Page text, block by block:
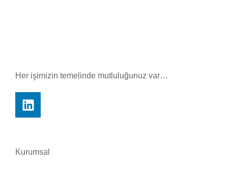
Her işimizin temelinde mutluluğunuz var…
Kurumsal